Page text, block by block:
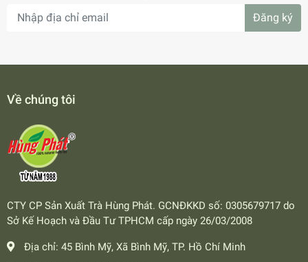
Đăng ký
Về chúng tôi
CTY CP Sản Xuất Trà Hùng Phát. GCNĐKKD số: 0305679717 do
Sở Kế Hoạch và Đầu Tư TPHCM cấp ngày 26/03/2008
Địa chỉ: 45 Bình Mỹ, Xã Bình Mỹ, TP. Hồ Chí Minh